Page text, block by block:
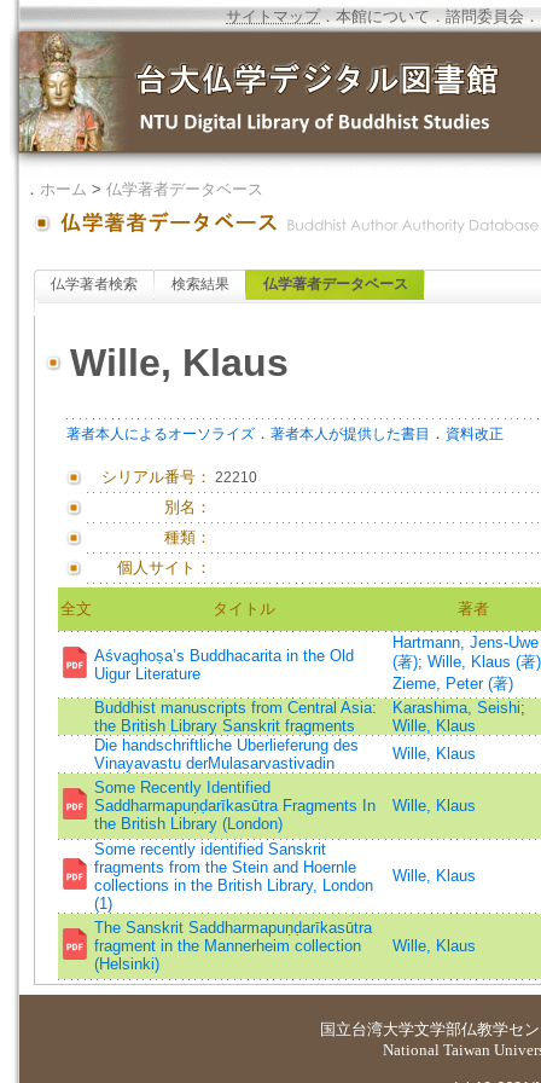
サイトマップ．本館について ．諮問委員会 ．
． ホーム > 仏学著者データベース
仏学著者検索 検索結果 仏学著者データベース
Wille, Klaus
著者本人によるオーソライズ ． 著者本人が提供した書目 ． 資料改正
シリアル番号： 22210
別名：
種類：
個人サイト：
全文 タイトル 著者
Aśvaghoṣa’s Buddhacarita in the Old
Uigur Literature
Hartmann, Jens-Uwe
(著); Wille, Klaus (著)
Zieme, Peter (著)
Buddhist manuscripts from Central Asia:
the British Library Sanskrit fragments
Karashima, Seishi;
Wille, Klaus
Die handschriftliche Uberlieferung des
Vinayavastu derMulasarvastivadin
Wille, Klaus
Some Recently Identified
Saddharmapuṇḍarīkasūtra Fragments In
the British Library (London)
Wille, Klaus
Some recently identified Sanskrit
fragments from the Stein and Hoernle
collections in the British Library, London
(1)
Wille, Klaus
The Sanskrit Saddharmapuṇḍarīkasūtra
fragment in the Mannerheim collection
(Helsinki)
Wille, Klaus
国立台湾大学文学部仏教学セ
National Taiwan